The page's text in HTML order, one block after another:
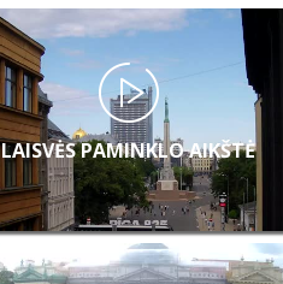
LAISVĖS PAMINKLO AIKŠTĖ